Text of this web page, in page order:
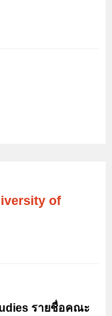
of
รายชื่อคณะ